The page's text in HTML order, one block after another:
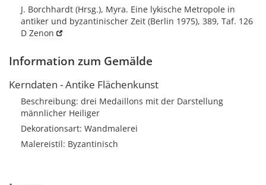
J. Borchhardt (Hrsg.), Myra. Eine lykische Metropole in
antiker und byzantinischer Zeit (Berlin 1975), 389, Taf. 126
D Zenon
Information zum Gemälde
Kerndaten - Antike Flächenkunst
Beschreibung: drei Medaillons mit der Darstellung
männlicher Heiliger
Dekorationsart: Wandmalerei
Malereistil: Byzantinisch